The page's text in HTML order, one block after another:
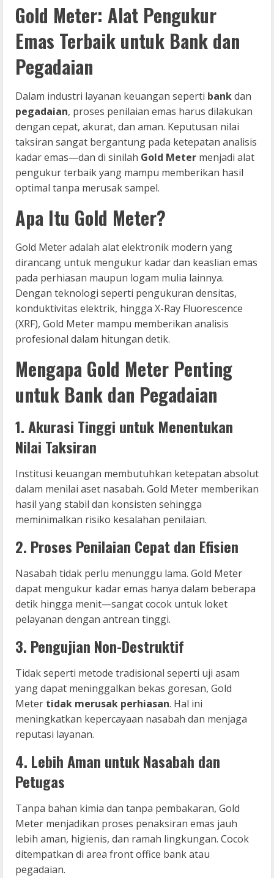
Gold Meter: Alat Pengukur
Emas Terbaik untuk Bank dan
Pegadaian
Dalam industri layanan keuangan seperti bankdan
pegadaian, proses penilaian emas harus dilakukan
dengan cepat, akurat, dan aman. Keputusan nilai
taksiran sangat bergantung pada ketepatan analisis
kadar emas—dan di sinilah Gold Meter menjadi alat
pengukur terbaik yang mampu memberikan hasil
optimal tanpa merusak sampel.
Apa Itu Gold Meter?
Gold Meter adalah alat elektronik modern yang
dirancang untuk mengukur kadar dan keaslian emas
pada perhiasan maupun logam mulia lainnya.
Dengan teknologi seperti pengukuran densitas,
konduktivitas elektrik, hingga X-Ray Fluorescence
(XRF), Gold Meter mampu memberikan analisis
profesional dalam hitungan detik.
Mengapa Gold Meter Penting
untuk Bank dan Pegadaian
1. Akurasi Tinggi untuk Menentukan
Nilai Taksiran
Institusi keuangan membutuhkan ketepatan absolut
dalam menilai aset nasabah. Gold Meter memberikan
hasil yang stabil dan konsisten sehingga
meminimalkan risiko kesalahan penilaian.
2. Proses Penilaian Cepat dan Efisien
Nasabah tidak perlu menunggu lama. Gold Meter
dapat mengukur kadar emas hanya dalam beberapa
detik hingga menit—sangat cocok untuk loket
pelayanan dengan antrean tinggi.
3. Pengujian Non-Destruktif
Tidak seperti metode tradisional seperti uji asam
yang dapat meninggalkan bekas goresan, Gold
Meter tidak merusak perhiasan. Hal ini
meningkatkan kepercayaan nasabah dan menjaga
reputasi layanan.
4. Lebih Aman untuk Nasabah dan
Petugas
Tanpa bahan kimia dan tanpa pembakaran, Gold
Meter menjadikan proses penaksiran emas jauh
lebih aman, higienis, dan ramah lingkungan. Cocok
ditempatkan di area front office bank atau
pegadaian.